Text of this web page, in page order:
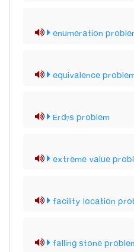
enumeration
equivalence
Erd?s problem
extreme value
facility location
falling stone